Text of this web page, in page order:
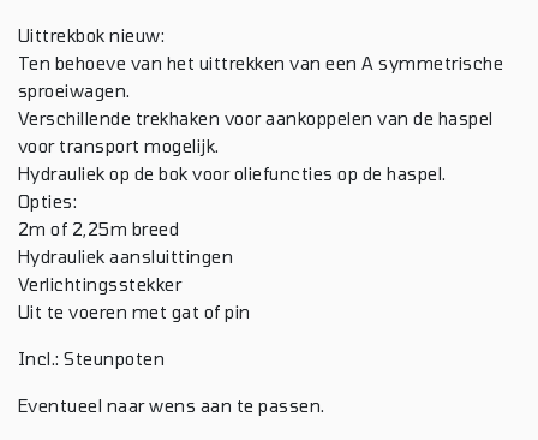
Uittrekbok nieuw:
Ten behoeve van het uittrekken van een A symmetrische
sproeiwagen.
Verschillende trekhaken voor aankoppelen van de haspel
voor transport mogelijk.
Hydrauliek op de bok voor oliefuncties op de haspel.
Opties:
2m of 2,25m breed
Hydrauliek aansluittingen
Verlichtingsstekker
Uit te voeren met gat of pin
Incl.: Steunpoten
Eventueel naar wens aan te passen.